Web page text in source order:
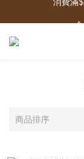
商品排序